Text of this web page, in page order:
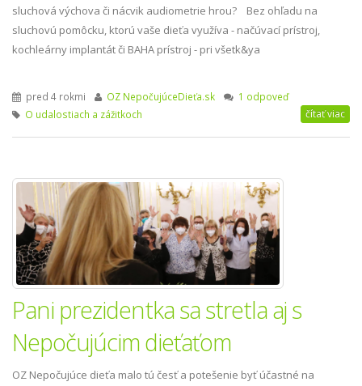
sluchová výchova či nácvik audiometrie hrou? Bez ohľadu na
sluchovú pomôcku, ktorú vaše dieťa využíva - načúvací prístroj,
kochleárny implantát či BAHA prístroj - pri všetk&ya
pred 4 rokmi OZ NepočujúceDieťa.sk
1 odpoveď
O udalostiach a zážitkoch
čítať viac
Pani prezidentka sa stretla aj s
Nepočujúcim dieťaťom
OZ Nepočujúce dieťa malo tú česť a potešenie byť účastné na